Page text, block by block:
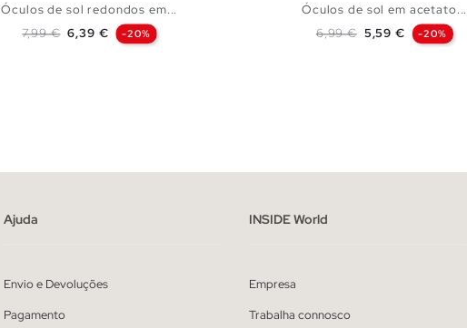
Óculos de sol redondos em...
Preço normal
7,99 € Preço
6,39 € -20%
Óculos de sol em acetato...
Preço normal
6,99 € Preço
5,59 € -20%
Ajuda
Envio e Devoluções
Pagamento
INSIDE World
Empresa
Trabalha connosco